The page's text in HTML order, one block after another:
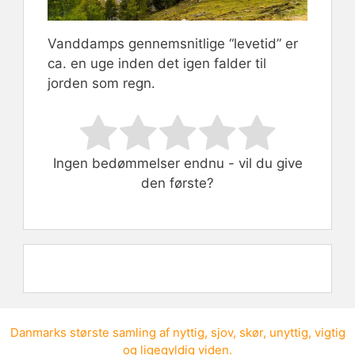
Vanddamps gennemsnitlige “levetid” er
ca. en uge inden det igen falder til
jorden som regn.
Rate this item:
Submit Rating
Ingen bedømmelser endnu - vil du give
den første?
Danmarks største samling af nyttig, sjov, skør, unyttig, vigtig
og ligegyldig viden.